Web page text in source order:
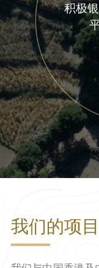
积极
我们的项目